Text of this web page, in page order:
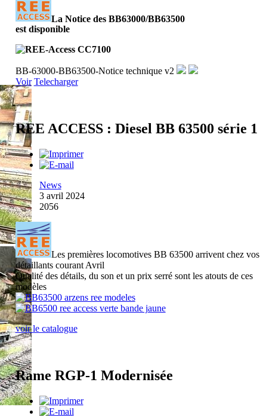
La Notice des BB63000/BB63500
est disponible
BB-63000-BB63500-Notice technique v2
Voir Telecharger
REE ACCESS : Diesel BB 63500 série 1
News
3 avril 2024
2056
Les premières locomotives BB 63500 arrivent chez vos
détaillants courant Avril
Qualité des détails, du son et un prix serré sont les atouts de ces
modèles
voir le catalogue
Rame RGP-1 Modernisée